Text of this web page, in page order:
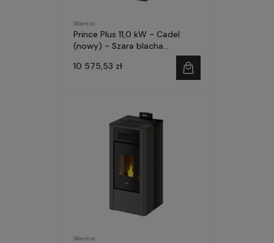
Wentor
Prince Plus 11,0 kW - Cadel
(nowy) - Szara blacha
10 575,53 zł
Wentor